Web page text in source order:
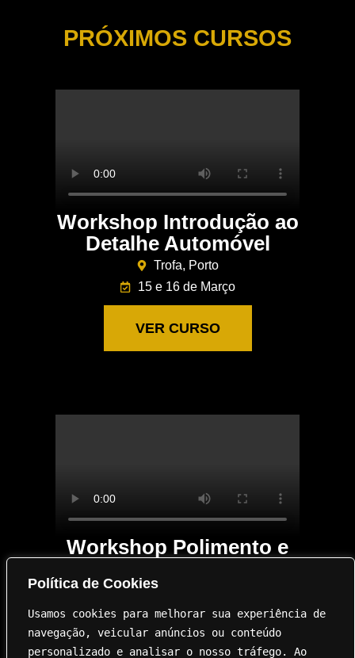
Política de Cookies
Usamos cookies para melhorar sua experiência de
navegação, veicular anúncios ou conteúdo
personalizado e analisar o nosso tráfego. Ao
PRÓXIMOS CURSOS
Workshop Polimento e
Almancil, Algarve
4 e 5 de Abril
VER CURSO
Workshop Introdução ao
Detalhe Automóvel
Trofa, Porto
15 e 16 de Março
VER CURSO